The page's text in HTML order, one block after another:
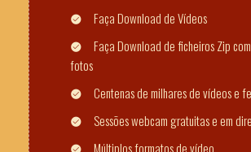
Faça Download de Vídeos
Faça Download de ficheiros Zip
fotos
Centenas de milhares de vídeos e
Sessões webcam gratuitas e em
Múltiplos formatos de vídeo